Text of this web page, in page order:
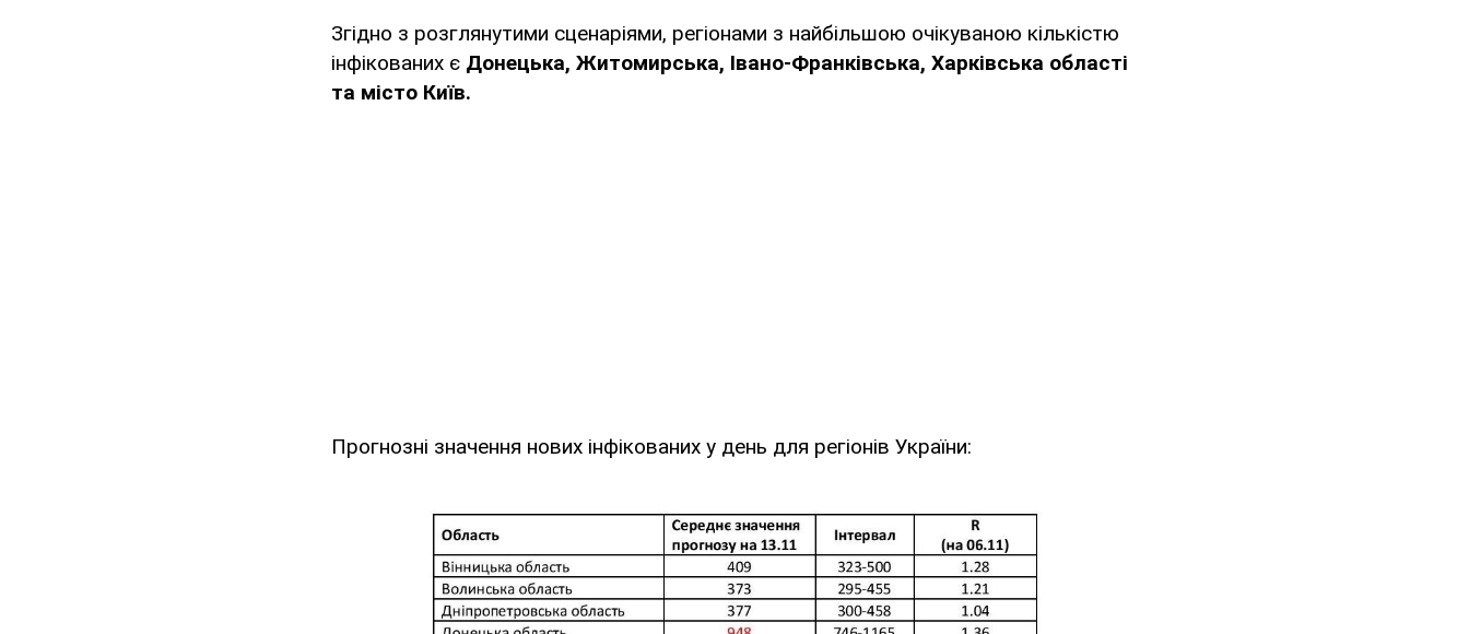
Згідно з розглянутими сценаріями, регіонами з найбільшою очікуваною кількістю
інфікованих є Донецька, Житомирська, Івано-Франківська, Харківська області
та місто Київ.
Прогнозні значення нових інфікованих у день для регіонів України: